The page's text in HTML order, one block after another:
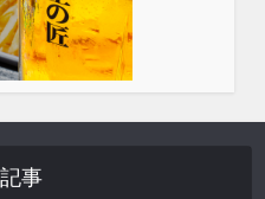
事